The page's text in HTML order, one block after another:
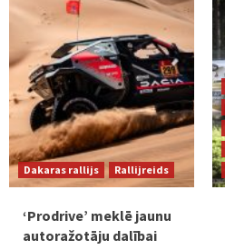
Dakaras rallijs Rallijreids
‘Prodrive’ meklē jaunu
autoražotāju dalībai